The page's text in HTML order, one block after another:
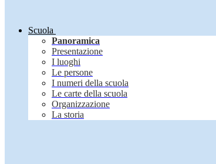
Scuola
Panoramica
Presentazione
I luoghi
Le persone
I numeri della scuola
Le carte della scuola
Organizzazione
La storia